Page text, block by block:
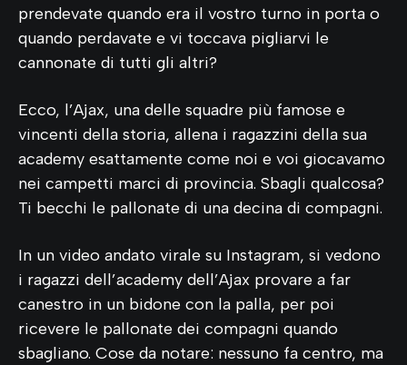
prendevate quando era il vostro turno in porta o
quando perdavate e vi toccava pigliarvi le
cannonate di tutti gli altri?
Ecco, l’Ajax, una delle squadre più famose e
vincenti della storia, allena i ragazzini della sua
academy esattamente come noi e voi giocavamo
nei campetti marci di provincia. Sbagli qualcosa?
Ti becchi le pallonate di una decina di compagni.
In un video andato virale su Instagram, si vedono
i ragazzi dell’academy dell’Ajax provare a far
canestro in un bidone con la palla, per poi
ricevere le pallonate dei compagni quando
sbagliano. Cose da notare: nessuno fa centro, ma